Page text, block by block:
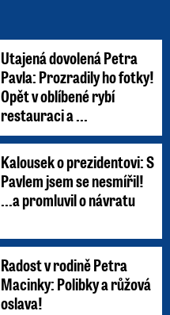
Utajená dovolená Petra
Pavla: Prozradily ho fotky!
Opět v oblíbené rybí
restauraci a ...
Kalousek o prezidentovi: S
Pavlem jsem se nesmířil!
...a promluvil o návratu
Radost v rodině Petra
Macinky: Polibky a růžová
oslava!